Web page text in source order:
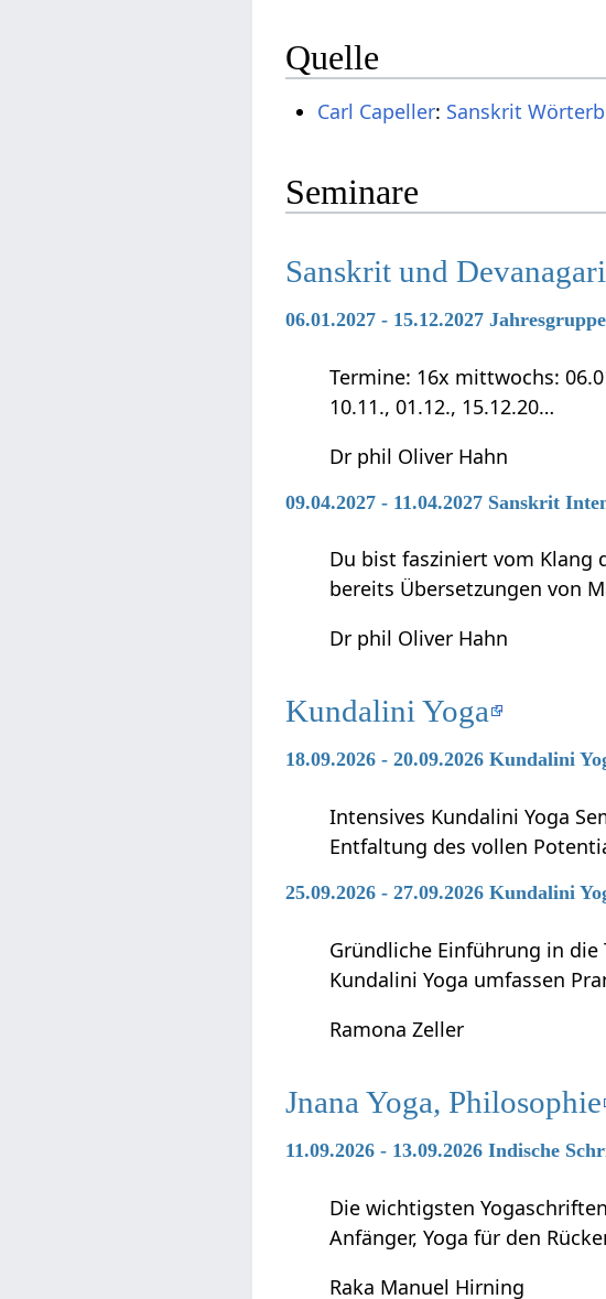
Quelle
Carl Capeller: Sanskrit
Seminare
Sanskrit und Devanagari
06.01.2027 - 15.12.2027
Termine: 16x mittwochs:
10.11., 01.12., 15.12.20…
Dr phil Oliver Hahn
09.04.2027 - 11.04.2027 Sanskrit
Du bist fasziniert vom Klang
bereits Übersetzungen von
Dr phil Oliver Hahn
Kundalini Yoga
18.09.2026 - 20.09.2026 Kundalini
Intensives Kundalini Yoga
Entfaltung des vollen
25.09.2026 - 27.09.2026 Kundalini
Gründliche Einführung in die
Kundalini Yoga umfassen
Ramona Zeller
Jnana Yoga, Philosophie
11.09.2026 - 13.09.2026 Indische
Die wichtigsten
Anfänger, Yoga für den
Raka Manuel Hirning